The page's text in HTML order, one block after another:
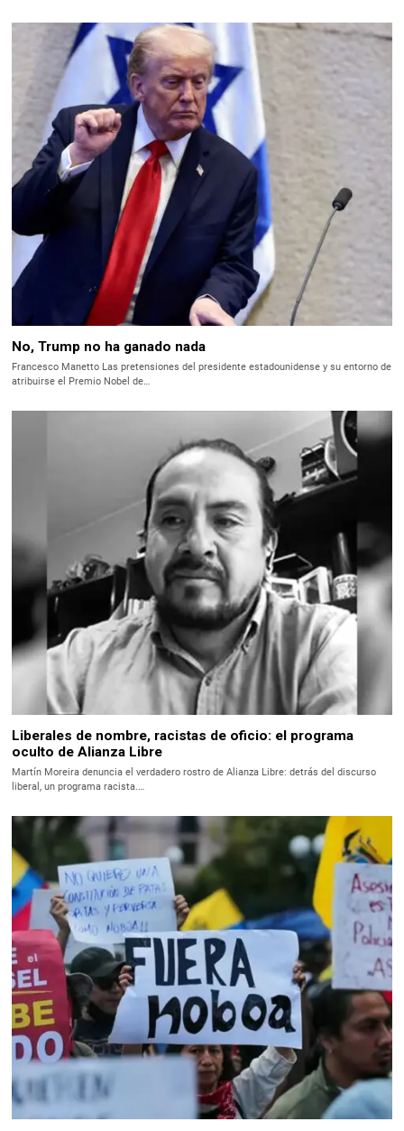
No, Trump no ha ganado nada
Francesco Manetto Las pretensiones del presidente estadounidense y su entorno de
atribuirse el Premio Nobel de…
Liberales de nombre, racistas de oficio: el programa
oculto de Alianza Libre
Martín Moreira denuncia el verdadero rostro de Alianza Libre: detrás del discurso
liberal, un programa racista.…